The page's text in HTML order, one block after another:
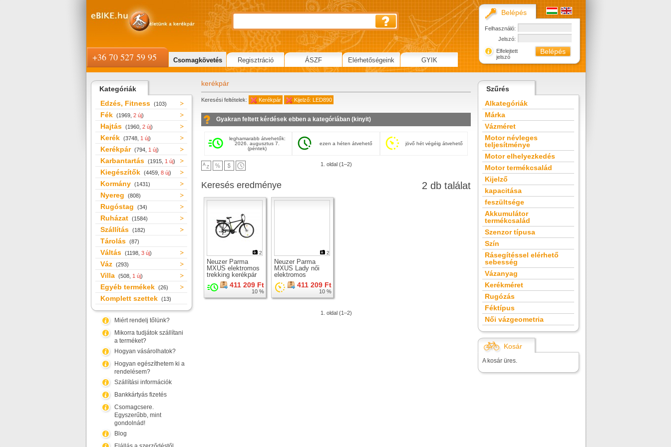
Kategóriák
Edzés, Fitness (103)
Fék (1969, 2 új)
Hajtás (1960, 2 új)
Kerék (3748, 1 új)
Kerékpár (794, 1 új)
Karbantartás (1915, 1 új)
Kiegészítők (4459, 8 új)
Kormány (1431)
Nyereg (808)
Rugóstag (34)
Ruházat (1584)
Szállítás (182)
Tárolás (87)
Váltás (1198, 3 új)
Váz (293)
Villa (508, 1 új)
Egyéb termékek (26)
Komplett szettek (13)
Miért rendelj tőlünk?
Mikorra tudjátok szállítani
a terméket?
Hogyan vásárolhatok?
Hogyan egészíthetem ki a
rendelésem?
Szállítási információk
Bankkártyás fizetés
Csomagcsere.
Egyszerűbb, mint
gondolnád!
Blog
kerékpár
Keresési feltételek: Kerékpár Kijelző: LED890
Gyakran feltett kérdések ebben a kategóriában (kinyit)
leghamarabb átvehetők:
2026. augusztus 7.
(péntek)
ezen a héten átvehető jövő hét végéig átvehető
1. oldal (1–2)
2 db találat
Keresés eredménye
2
Neuzer Parma
MXUS elektromos
trekking kerékpár
411 209 Ft
10 %
2
Neuzer Parma
MXUS Lady női
elektromos
trekking kerékpár
411 209 Ft
10 %
1. oldal (1–2)
Szűrés
Alkategóriák
Márka
Vázméret
Motor névleges
teljesítménye
Motor elhelyezkedés
Motor termékcsalád
Kijelző
kapacitása
feszültsége
Akkumulátor
termékcsalád
Szenzor típusa
Szín
Rásegítéssel elérhető
sebesség
Vázanyag
Kerékméret
Rugózás
Féktípus
Női vázgeometria
Kosár
A kosár üres.
Belépés
Felhasználó:
Jelszó:
Elfelejtett
jelszó
+36 70 527 59 95 Csomagkövetés Regisztráció ÁSZF Elérhetőségeink GYIK